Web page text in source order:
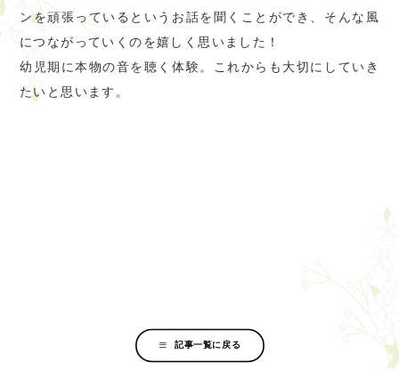
ンを頑張っているというお話を聞くことができ、そんな風
につながっていくのを嬉しく思いました！
幼児期に本物の音を聴く体験。これからも大切にしていき
たいと思います。
記事一覧に戻る